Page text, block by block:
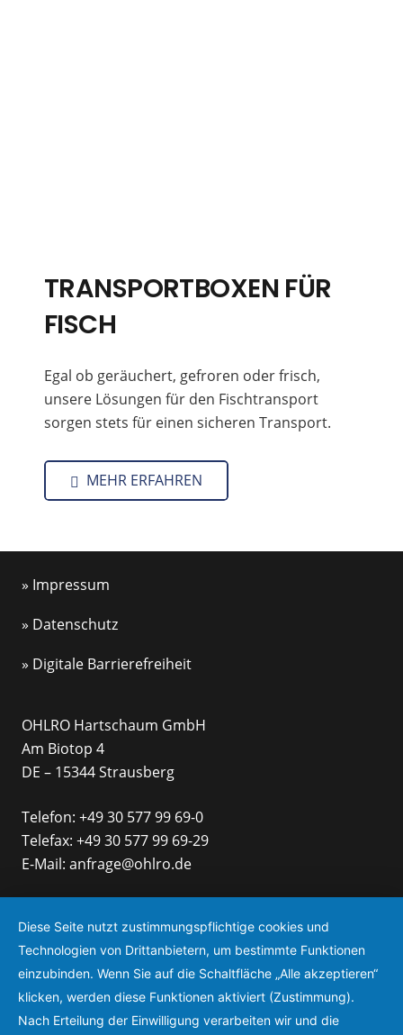
TRANSPORTBOXEN FÜR
FISCH
Egal ob geräuchert, gefroren oder frisch,
unsere Lösungen für den Fischtransport
sorgen stets für einen sicheren Transport.
MEHR ERFAHREN
» Impressum
» Datenschutz
» Digitale Barrierefreiheit
OHLRO Hartschaum GmbH
Am Biotop 4
DE – 15344 Strausberg
Telefon: +49 30 577 99 69-0
Telefax: +49 30 577 99 69-29
E-Mail: anfrage@ohlro.de
Diese Seite nutzt zustimmungspflichtige cookies und
Technologien von Drittanbietern, um bestimmte Funktionen
einzubinden. Wenn Sie auf die Schaltfläche „Alle akzeptieren“
klicken, werden diese Funktionen aktiviert (Zustimmung).
Nach Erteilung der Einwilligung verarbeiten wir und die